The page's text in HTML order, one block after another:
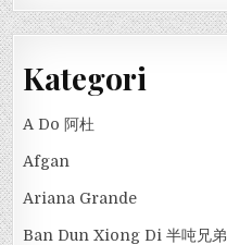
Kategori
A Do 阿杜
Afgan
Ariana Grande
Ban Dun Xiong Di 半吨兄弟